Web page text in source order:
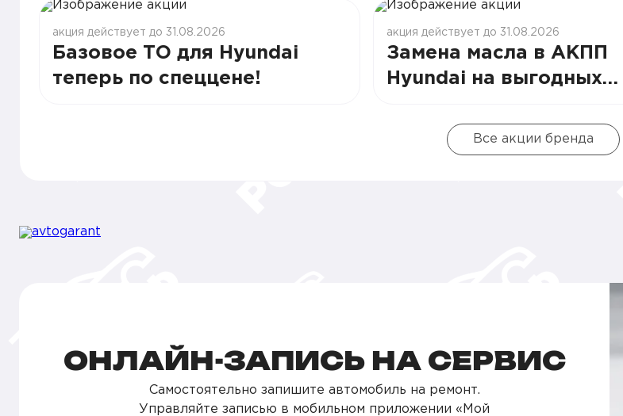
акция действует до 31.08.2026
Базовое ТО для Hyundai
теперь по спеццене!
акция действует до 31.08.2026
Замена масла в АКПП
Hyundai на выгодных
Все акции бренда
ОНЛАЙН-ЗАПИСЬ НА СЕРВИС
Самостоятельно запишите автомобиль на ремонт.
Управляйте записью в мобильном приложении «Мой